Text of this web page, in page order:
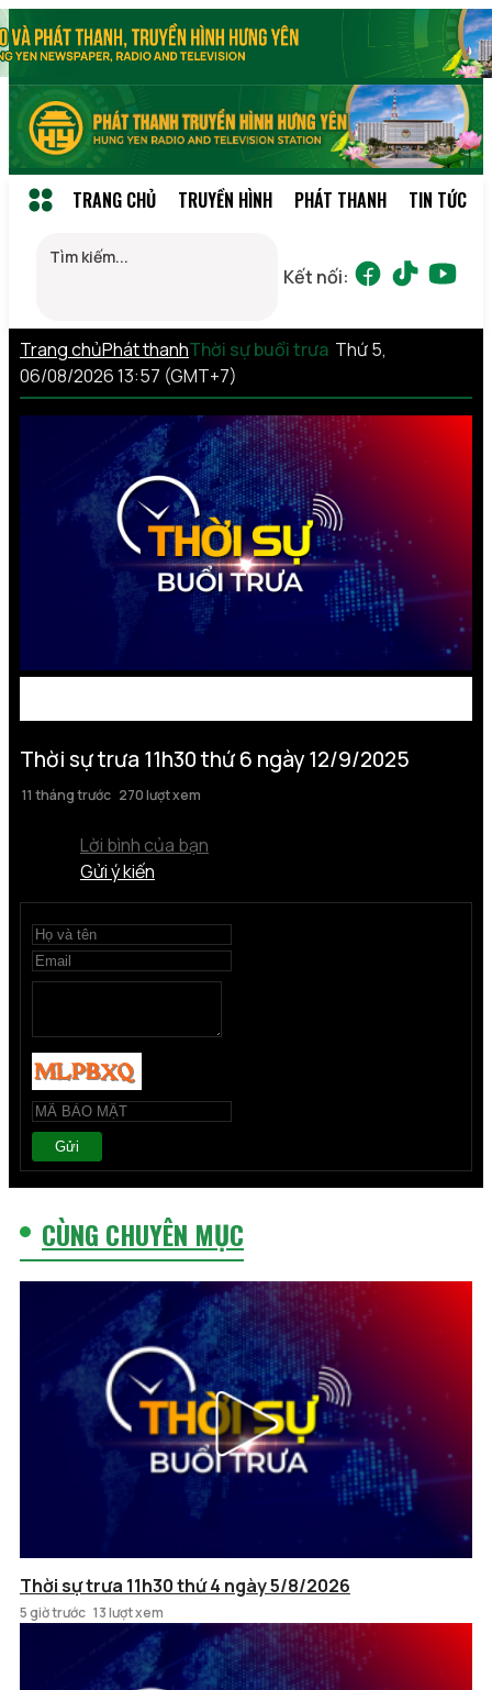
TRANG CHỦ TRUYỀN HÌNH PHÁT THANH TIN TỨC
Kết nối:
Trang chủPhát thanhThời sự buổi trưa Thứ 5,
06/08/2026 13:57 (GMT+7)
Thời sự trưa 11h30 thứ 6 ngày 12/9/2025
11 tháng trước 270 lượt xem
Lời bình của bạn
Gửi ý kiến
Gửi
CÙNG CHUYÊN MỤC
Thời sự trưa 11h30 thứ 4 ngày 5/8/2026
5 giờ trước 13 lượt xem